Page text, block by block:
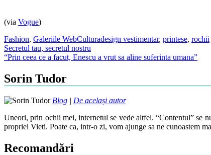
(via Vogue)
Fashion, Galeriile WebCulturadesign vestimentar, printese, rochii
Post
navigation
Secretul tau, secretul nostru
“Prin ceea ce a facut, Enescu a vrut sa aline suferinta umana”
Sorin Tudor
Blog | De același autor
Uneori, prin ochii mei, internetul se vede altfel. “Contentul” se
propriei Vieti. Poate ca, intr-o zi, vom ajunge sa ne cunoastem
Recomandări